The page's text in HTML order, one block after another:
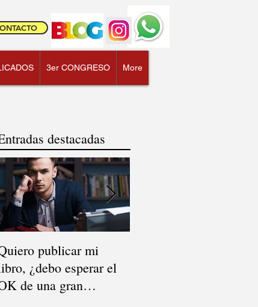
3er CONGRESO More
destacadas
publicar mi
¿debo esperar el
de una gran